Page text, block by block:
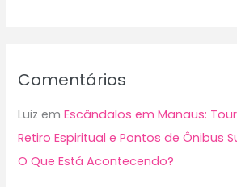
Comentários
Luiz emEscândalos em Manaus:
Retiro Espiritual e Pontos de Ônibus
O Que Está Acontecendo?